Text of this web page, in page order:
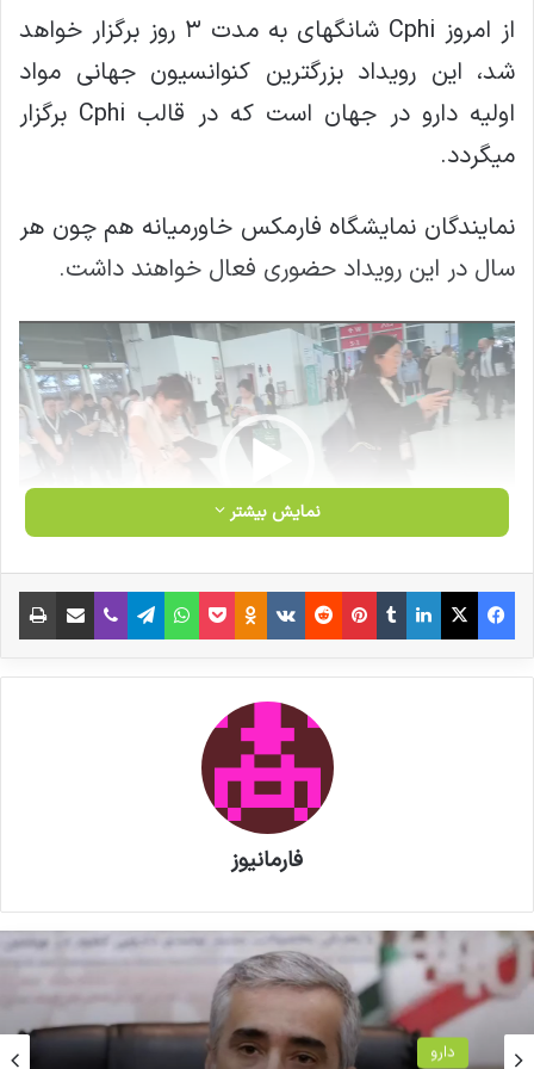
از امروز Cphi شانگهای به مدت ۳ روز برگزار خواهد
شد، این رویداد بزرگترین کنوانسیون جهانی مواد
اولیه دارو در جهان است که در قالب Cphi برگزار
میگردد.
نمایندگان نمایشگاه فارمکس خاورمیانه هم چون هر
سال در این رویداد حضوری فعال خواهند داشت.
نمایشگر
ویدیو
نوشته های مشابه
️آغاز مجمع عمومی سندیکای تولید
کنندگان مواد دارویی، شیمیایی و
نمایش بیشتر
فیس بوک X لینکدین ‫تامبلر ‫پین‌ترست ‫رددیت ‫VKontakte
‫Odnoklassniki پاکت واتس آپ تلگرام وایبر اشتراک گذاری از طریق ایمیل
فارمانیوز